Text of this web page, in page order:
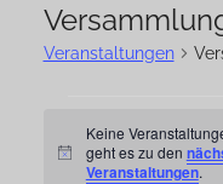
Veranstaltungen
für
Hinweis
Keine
geht es zu den
Veranstaltungen.